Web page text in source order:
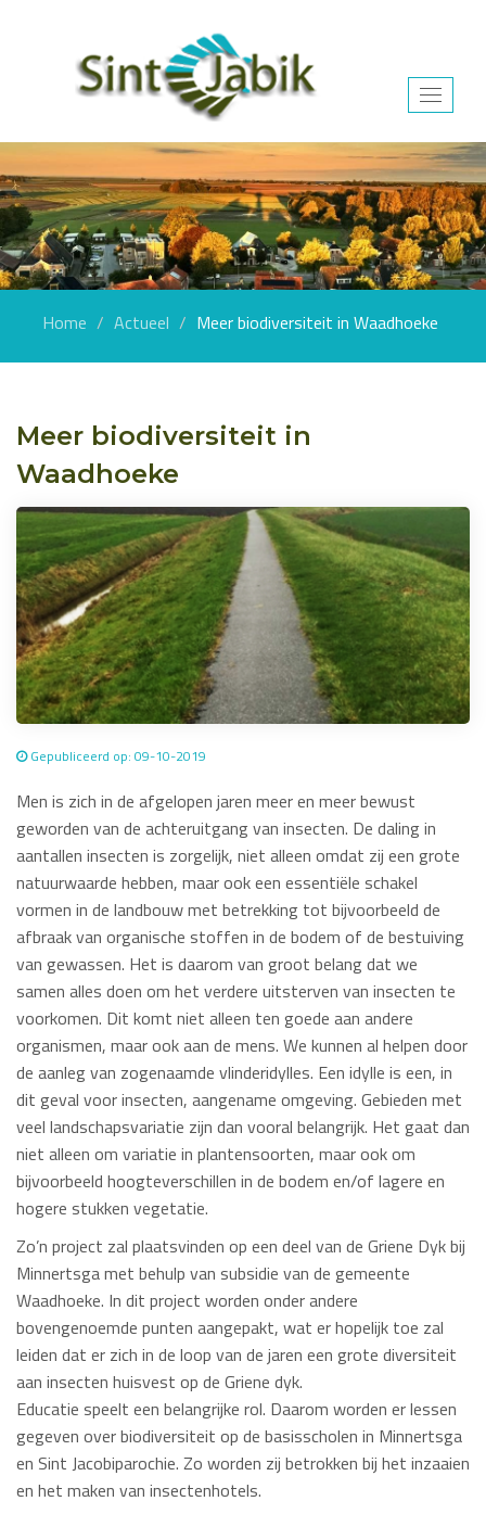
Toggle
Home Actueel Meer biodiversiteit in Waadhoeke
Meer biodiversiteit in
Waadhoeke
Gepubliceerd op: 09-10-2019
Men is zich in de afgelopen jaren meer en meer bewust
geworden van de achteruitgang van insecten. De daling in
aantallen insecten is zorgelijk, niet alleen omdat zij een grote
natuurwaarde hebben, maar ook een essentiële schakel
vormen in de landbouw met betrekking tot bijvoorbeeld de
afbraak van organische stoffen in de bodem of de bestuiving
van gewassen. Het is daarom van groot belang dat we
samen alles doen om het verdere uitsterven van insecten te
voorkomen. Dit komt niet alleen ten goede aan andere
organismen, maar ook aan de mens. We kunnen al helpen door
de aanleg van zogenaamde vlinderidylles. Een idylle is een, in
dit geval voor insecten, aangename omgeving. Gebieden met
veel landschapsvariatie zijn dan vooral belangrijk. Het gaat dan
niet alleen om variatie in plantensoorten, maar ook om
bijvoorbeeld hoogteverschillen in de bodem en/of lagere en
hogere stukken vegetatie.
Zo’n project zal plaatsvinden op een deel van de Griene Dyk bij
Minnertsga met behulp van subsidie van de gemeente
Waadhoeke. In dit project worden onder andere
bovengenoemde punten aangepakt, wat er hopelijk toe zal
leiden dat er zich in de loop van de jaren een grote diversiteit
aan insecten huisvest op de Griene dyk.
Educatie speelt een belangrijke rol. Daarom worden er lessen
gegeven over biodiversiteit op de basisscholen in Minnertsga
en Sint Jacobiparochie. Zo worden zij betrokken bij het inzaaien
en het maken van insectenhotels.